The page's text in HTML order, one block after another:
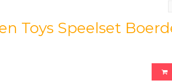
Toys Speelset